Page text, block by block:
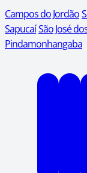
Campos do Jordão
SapucaíSão José
Pindamonhangaba